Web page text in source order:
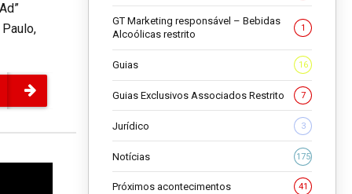
GT Marketing responsável – Bebidas
Alcoólicas restrito
1
Guias 16
Guias Exclusivos Associados Restrito 7
Jurídico 3
Notícias 175
Próximos acontecimentos 41